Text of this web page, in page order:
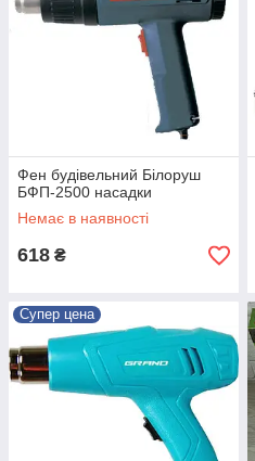
Фен будівельний Білоруш
БФП-2500 насадки
Немає в наявності
618 ₴
Супер цена